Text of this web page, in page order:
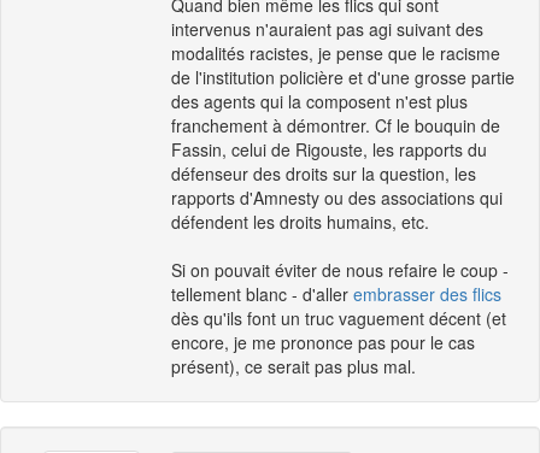
Quand bien même les flics qui sont
intervenus n'auraient pas agi suivant des
modalités racistes, je pense que le racisme
de l'institution policière et d'une grosse partie
des agents qui la composent n'est plus
franchement à démontrer. Cf le bouquin de
Fassin, celui de Rigouste, les rapports du
défenseur des droits sur la question, les
rapports d'Amnesty ou des associations qui
défendent les droits humains, etc.
Si on pouvait éviter de nous refaire le coup -
tellement blanc - d'aller embrasser des flics
dès qu'ils font un truc vaguement décent (et
encore, je me prononce pas pour le cas
présent), ce serait pas plus mal.